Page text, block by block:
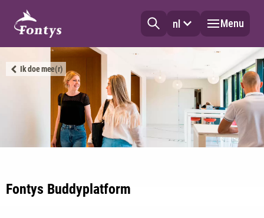
nl Menu
Ik doe mee(r)
Fontys Buddyplatform